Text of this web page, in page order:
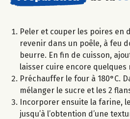
Peler et couper les poires en
revenir dans un poêle, à feu
beurre. En fin de cuisson,
laisser cuire encore quelques
Préchauffer le four à 180°C.
mélanger le sucre et les 2
Incorporer ensuite la farine,
jusqu’à l’obtention d’une